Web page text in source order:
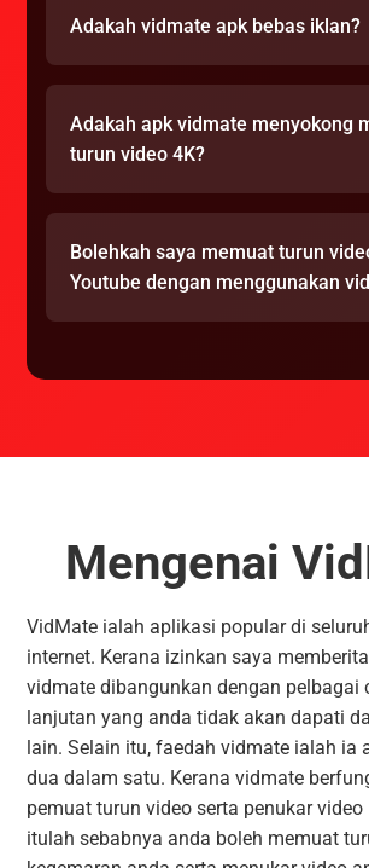
Adakah vidmate apk bebas iklan?
Adakah apk vidmate menyokong
turun video 4K?
Bolehkah saya memuat turun
Youtube dengan menggunakan
Mengenai
VidMate ialah aplikasi popular di
internet. Kerana izinkan saya
vidmate dibangunkan dengan pelbagai
lanjutan yang anda tidak akan dapati
lain. Selain itu, faedah vidmate ialah ia
dua dalam satu. Kerana vidmate
pemuat turun video serta penukar
itulah sebabnya anda boleh memuat